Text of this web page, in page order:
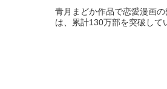
青月まどか作品で恋愛漫画
は、累計130万部を突破して